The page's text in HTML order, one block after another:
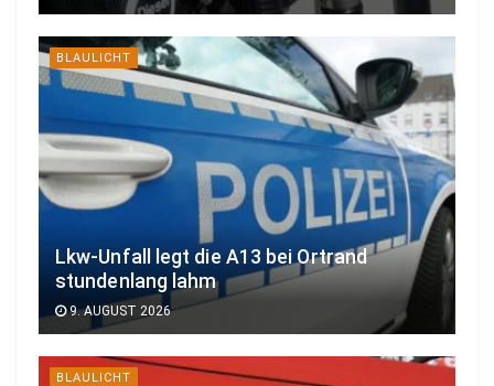
BLAULICHT
Lkw-Unfall legt die A13 bei Ortrand
stundenlang lahm
9. AUGUST 2026
BLAULICHT